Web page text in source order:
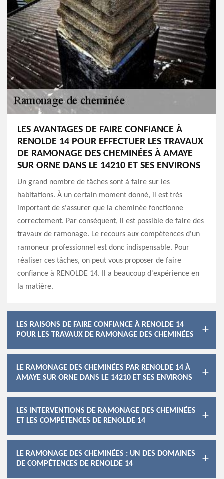
LES AVANTAGES DE FAIRE CONFIANCE À
RENOLDE 14 POUR EFFECTUER LES TRAVAUX
DE RAMONAGE DES CHEMINÉES À AMAYE
SUR ORNE DANS LE 14210 ET SES ENVIRONS
Un grand nombre de tâches sont à faire sur les
habitations. À un certain moment donné, il est très
important de s'assurer que la cheminée fonctionne
correctement. Par conséquent, il est possible de faire des
travaux de ramonage. Le recours aux compétences d'un
ramoneur professionnel est donc indispensable. Pour
réaliser ces tâches, on peut vous proposer de faire
confiance à RENOLDE 14. Il a beaucoup d'expérience en
la matière.
LES RAISONS DE FAIRE CONFIANCE À RENOLDE 14
POUR LES TRAVAUX DE RAMONAGE DES CHEMINÉES
LE RAMONAGE DES CHEMINÉES PAR RENOLDE 14 À
AMAYE SUR ORNE DANS LE 14210 ET SES ENVIRONS
LES INTERVENTIONS DE RAMONAGE DES CHEMINÉES
ET LES COMPÉTENCES DE RENOLDE 14
LE RAMONAGE DES CHEMINÉES : UN DES DOMAINES
DE COMPÉTENCES DE RENOLDE 14